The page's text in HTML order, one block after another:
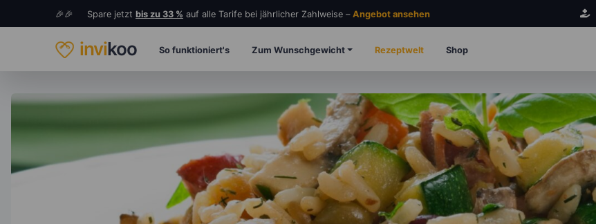
🎉🎉 Spare jetzt bis zu 33 % auf alle Tarife bei jährlicher Zahlweise – Angebot ansehen
invikoo So funktioniert's Zum Wunschgewicht Rezeptwelt Shop